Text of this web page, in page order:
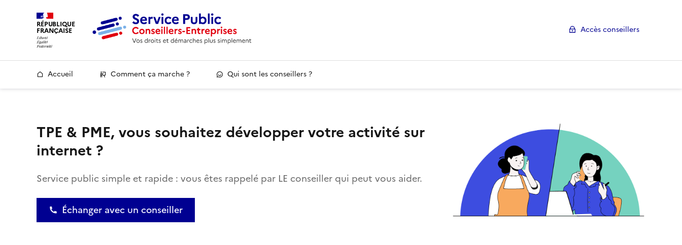
RÉPUBLIQUE
FRANÇAISE Accès conseillers
Accueil Comment ça marche ? Qui sont les conseillers ?
TPE & PME, vous souhaitez développer votre activité sur
internet ?
Service public simple et rapide : vous êtes rappelé par LE conseiller qui peut vous aider.
Échanger avec un conseiller